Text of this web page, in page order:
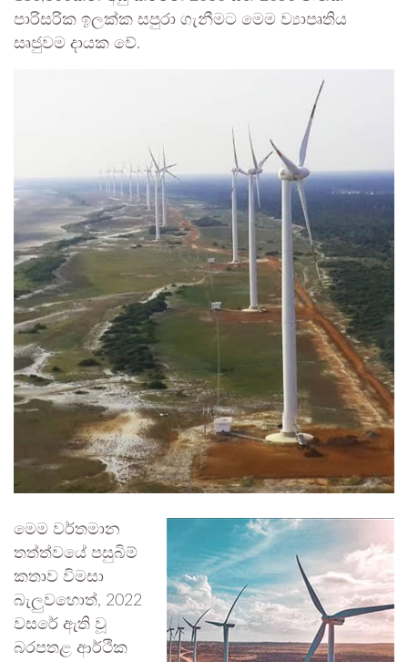
පාරිසරික ඉලක්ක සපුරා ගැනීමට මෙම ව්‍යාපෘතිය
සෘජුවම දායක වේ.
මෙම වර්තමාන
තත්ත්වයේ පසුබිම්
කතාව විමසා
බැලුවහොත්, 2022
වසරේ ඇති වූ
බරපතළ ආර්ථික